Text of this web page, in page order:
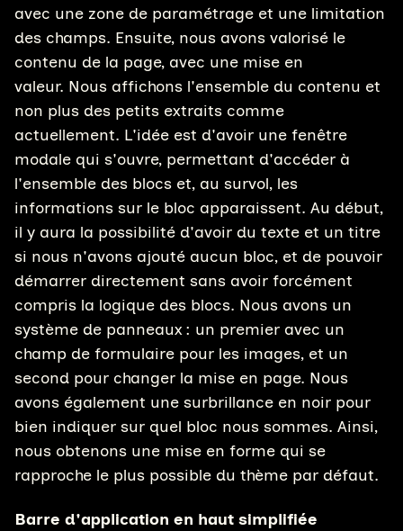
avec une zone de paramétrage et une limitation
des champs. Ensuite, nous avons valorisé le
contenu de la page, avec une mise en
valeur. Nous affichons l'ensemble du contenu et
non plus des petits extraits comme
actuellement. L'idée est d'avoir une fenêtre
modale qui s'ouvre, permettant d'accéder à
l'ensemble des blocs et, au survol, les
informations sur le bloc apparaissent. Au début,
il y aura la possibilité d'avoir du texte et un titre
si nous n'avons ajouté aucun bloc, et de pouvoir
démarrer directement sans avoir forcément
compris la logique des blocs. Nous avons un
système de panneaux : un premier avec un
champ de formulaire pour les images, et un
second pour changer la mise en page. Nous
avons également une surbrillance en noir pour
bien indiquer sur quel bloc nous sommes. Ainsi,
nous obtenons une mise en forme qui se
rapproche le plus possible du thème par défaut.
Barre d'application en haut simplifiée